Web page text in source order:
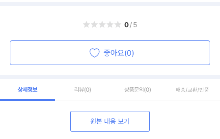
0/5
좋아요(0)
상세정보 리뷰(0) 상품문의 (0) 배송/교환/반품
원본 내용 보기